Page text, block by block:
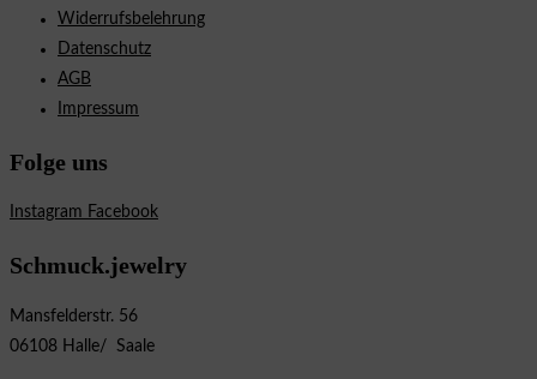
Widerrufsbelehrung
Datenschutz
AGB
Impressum
Folge uns
Instagram Facebook
Schmuck.jewelry
Mansfelderstr. 56
06108 Halle/ Saale